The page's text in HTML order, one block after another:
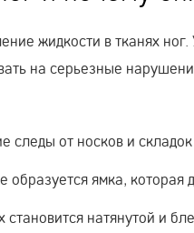
жидкости в тканях
на серьезные
следы от носков и
ямка, которая
становится натянутой и